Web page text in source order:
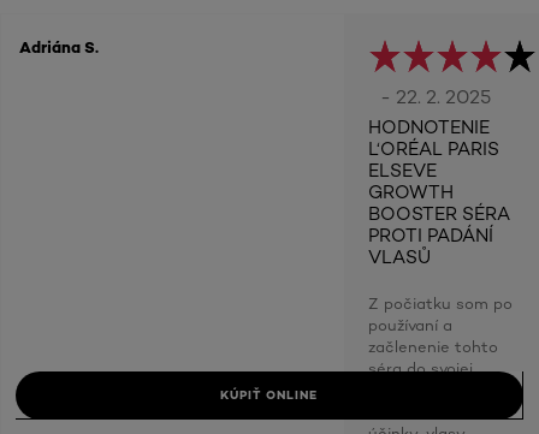
Adriána S.
- 22. 2. 2025
HODNOTENIE
L‘ORÉAL PARIS
ELSEVE
GROWTH
BOOSTER SÉRA
PROTI PADÁNÍ
VLASŮ
Z počiatku som po
používaní a
začlenenie tohto
séra do svojej
KÚPIŤ ONLINE